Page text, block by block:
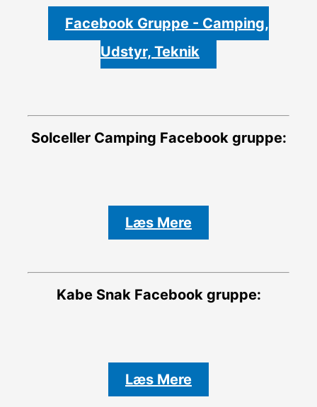
Facebook Gruppe - Camping,
Udstyr, Teknik
Solceller Camping Facebook gruppe:
Læs Mere
Kabe SnakFacebook gruppe:
Læs Mere